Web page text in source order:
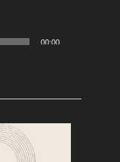
00:00